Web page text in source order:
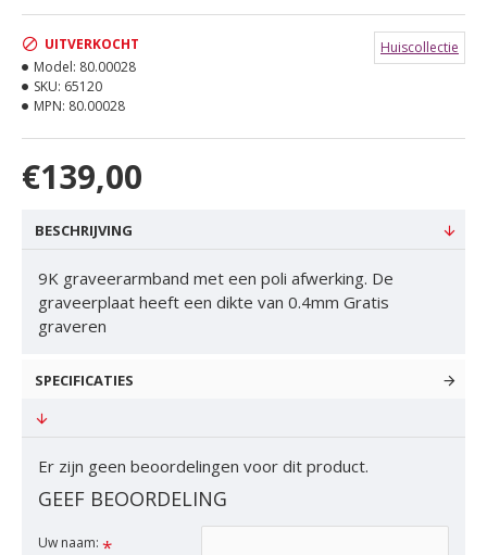
€139,00
UITVERKOCHT
Model: 80.00028
SKU: 65120
MPN: 80.00028
Huiscollectie
BESCHRIJVING
9K graveerarmband met een poli afwerking. De
graveerplaat heeft een dikte van 0.4mm Gratis
graveren
SPECIFICATIES
Er zijn geen beoordelingen voor dit product.
GEEF BEOORDELING
Uw naam: